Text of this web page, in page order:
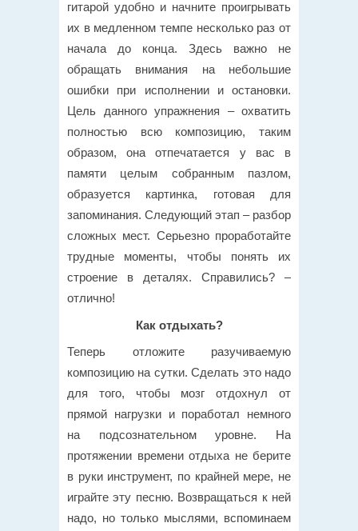
гитарой удобно и начните проигрывать
их в медленном темпе несколько раз от
начала до конца. Здесь важно не
обращать внимания на небольшие
ошибки при исполнении и остановки.
Цель данного упражнения – охватить
полностью всю композицию, таким
образом, она отпечатается у вас в
памяти целым собранным пазлом,
образуется картинка, готовая для
запоминания. Следующий этап – разбор
сложных мест. Серьезно проработайте
трудные моменты, чтобы понять их
строение в деталях. Справились? –
отлично!
Как отдыхать?
Теперь отложите разучиваемую
композицию на сутки. Сделать это надо
для того, чтобы мозг отдохнул от
прямой нагрузки и поработал немного
на подсознательном уровне. На
протяжении времени отдыха не берите
в руки инструмент, по крайней мере, не
играйте эту песню. Возвращаться к ней
надо, но только мыслями, вспоминаем